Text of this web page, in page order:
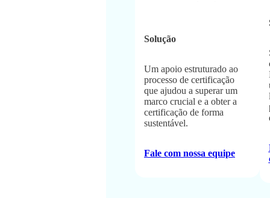
Solução
Um apoio estruturado ao
processo de certificação
que ajudou a superar um
marco crucial e a obter a
certificação de forma
sustentável.
Fale com nossa equipe